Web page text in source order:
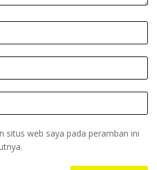
situs web saya pada peramban ini